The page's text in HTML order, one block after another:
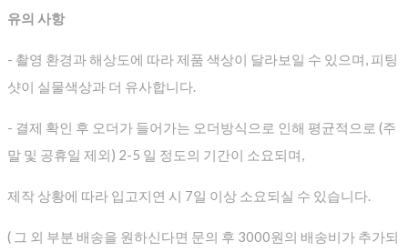
유의 사항
- 촬영 환경과 해상도에 따라 제품 색상이 달라보일 수 있으며, 피팅
샷이 실물색상과 더 유사합니다.
- 결제 확인 후 오더가 들어가는 오더방식으로 인해 평균적으로 (주
말 및 공휴일 제외) 2-5 일 정도의 기간이 소요되며,
제작 상황에 따라 입고지연 시 7일 이상 소요되실 수 있습니다.
( 그 외 부분 배송을 원하신다면 문의 후 3000원의 배송비가 추가되